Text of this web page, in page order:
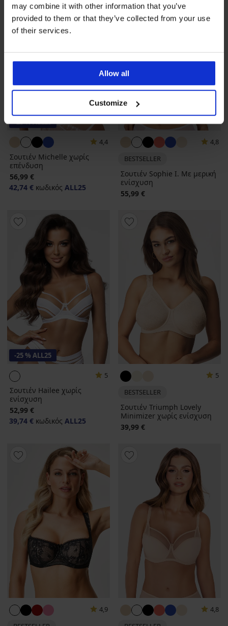
may combine it with other information that you’ve
provided to them or that they’ve collected from your use
of their services.
Allow all
Customize
-25 % ALL25
4,4
Σουτιέν Michelle χωρίς
επένδυση
56,99 €
42,74 € κωδικός ALL25
4,8
BESTSELLER
Σουτιέν Sophie I. Με μερική
ενίσχυση
55,99 €
-25 % ALL25
5
Σουτιέν Hailee χωρίς
ενίσχυση
52,99 €
39,74 € κωδικός ALL25
5
BESTSELLER
Σουτιέν Triumph Lovely
Minimizer χωρίς ενίσχυση
39,99 €
4,9
4,8